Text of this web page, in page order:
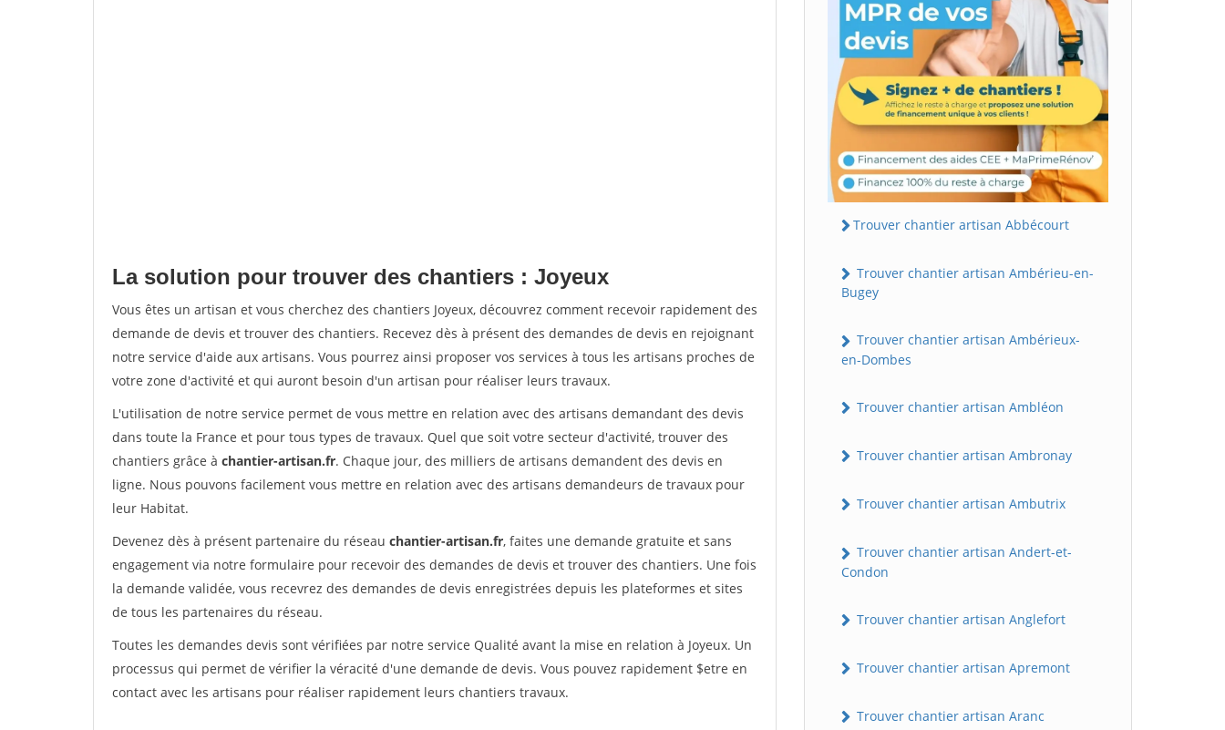
La solution pour trouver des chantiers : Joyeux
Vous êtes un artisan et vous cherchez des chantiers Joyeux, découvrez comment recevoir rapidement des
demande de devis et trouver des chantiers. Recevez dès à présent des demandes de devis en rejoignant
notre service d'aide aux artisans. Vous pourrez ainsi proposer vos services à tous les artisans proches de
votre zone d'activité et qui auront besoin d'un artisan pour réaliser leurs travaux.
L'utilisation de notre service permet de vous mettre en relation avec des artisans demandant des devis
dans toute la France et pour tous types de travaux. Quel que soit votre secteur d'activité, trouver des
chantiers grâce à chantier-artisan.fr. Chaque jour, des milliers de artisans demandent des devis en
ligne. Nous pouvons facilement vous mettre en relation avec des artisans demandeurs de travaux pour
leur Habitat.
Devenez dès à présent partenaire du réseau chantier-artisan.fr, faites une demande gratuite et sans
engagement via notre formulaire pour recevoir des demandes de devis et trouver des chantiers. Une fois
la demande validée, vous recevrez des demandes de devis enregistrées depuis les plateformes et sites
de tous les partenaires du réseau.
Toutes les demandes devis sont vérifiées par notre service Qualité avant la mise en relation à Joyeux. Un
processus qui permet de vérifier la véracité d'une demande de devis. Vous pouvez rapidement $etre en
contact avec les artisans pour réaliser rapidement leurs chantiers travaux.
Trouver chantier artisan Abbécourt
Trouver chantier artisan Ambérieu-en-
Bugey
Trouver chantier artisan Ambérieux-
en-Dombes
Trouver chantier artisan Ambléon
Trouver chantier artisan Ambronay
Trouver chantier artisan Ambutrix
Trouver chantier artisan Andert-et-
Condon
Trouver chantier artisan Anglefort
Trouver chantier artisan Apremont
Trouver chantier artisan Aranc